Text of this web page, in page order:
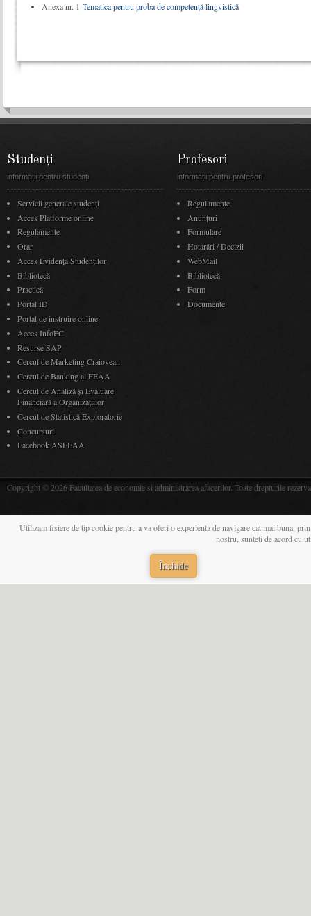
Anexa nr. 1 Tematica pentru proba de competență lingvistică
Studenți
informații pentru studenți
Servicii generale studenți
Acces Platforme online
Regulamente
Orar
Acces Evidenţa Studenţilor
Bibliotecă
Practică
Portal ID
Portal de instruire online
Acces InfoEC
Resurse SAP
Cercul de Marketing Craiovean
Cercul de Banking al FEAA
Cercul de Analiză și Evaluare
Financiară a Organizațiilor
Cercul de Statistică Exploratorie
Concursuri
Facebook ASFEAA
Profesori
informații pentru profesori
Regulamente
Anunţuri
Formulare
Hotărâri / Decizii
WebMail
Bibliotecă
Form
Documente
Copyright © 2026 Facultatea de economie si administrarea afacerilor. Toate drepturile
Utilizam fisiere de tip cookie pentru a va oferi o experienta de navigare cat mai buna,
nostru, sunteti de acord cu
Închide